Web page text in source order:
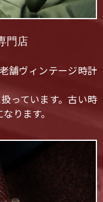
門店
舗ヴィンテージ時計
っています。古い時
ります。